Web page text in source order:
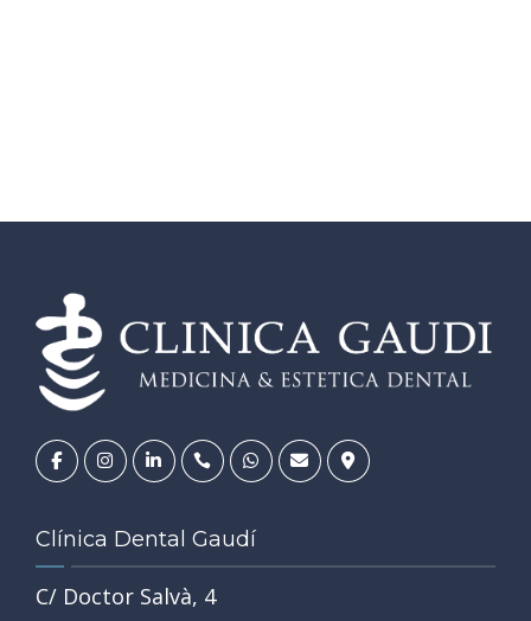
Clínica Dental Gaudí
C/ Doctor Salvà, 4